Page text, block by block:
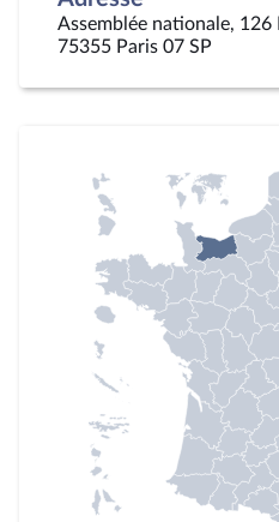
Assemblée nationale, 126
75355 Paris 07 SP